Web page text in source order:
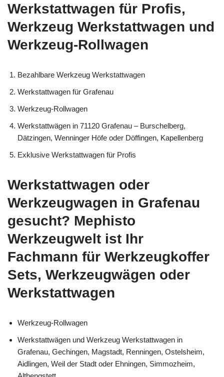
Werkstattwagen für Profis,
Werkzeug Werkstattwagen und
Werkzeug-Rollwagen
Bezahlbare Werkzeug Werkstattwagen
Werkstattwagen für Grafenau
Werkzeug-Rollwagen
Werkstattwägen in 71120 Grafenau – Burschelberg,
Dätzingen, Wenninger Höfe oder Döffingen, Kapellenberg
Exklusive Werkstattwagen für Profis
Werkstattwagen oder
Werkzeugwagen in Grafenau
gesucht? Mephisto
Werkzeugwelt ist Ihr
Fachmann für Werkzeugkoffer
Sets, Werkzeugwägen oder
Werkstattwagen
Werkzeug-Rollwagen
Werkstattwägen und Werkzeug Werkstattwagen in
Grafenau, Gechingen, Magstadt, Renningen, Ostelsheim,
Aidlingen, Weil der Stadt oder Ehningen, Simmozheim,